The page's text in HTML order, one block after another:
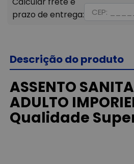
Descrição do produto
ASSENTO
ADULTO
Qualidade